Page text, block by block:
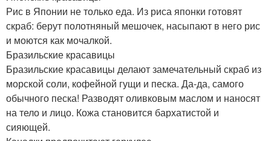
Рис в Японии не только еда. Из риса японки готовят
скраб: берут полотняный мешочек, насыпают в него рис
и моются как мочалкой.
Бразильские красавицы
Бразильские красавицы делают замечательный скраб из
морской соли, кофейной гущи и песка. Да-да, самого
обычного песка! Разводят оливковым маслом и наносят
на тело и лицо. Кожа становится бархатистой и
сияющей.